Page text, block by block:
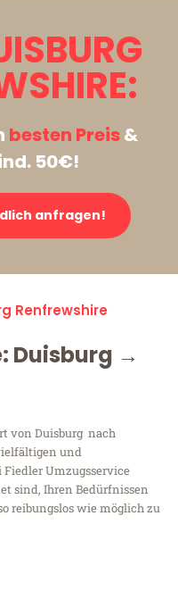
besten Preis&
50€!
anfragen!
Renfrewshire
Duisburg →
von Duisburg nach
und
Umzugsservice
sind, Ihren Bedürfnissen
reibungslos wie möglich zu